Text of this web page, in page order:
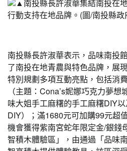
▲南投縣長許淑華集結南投在
行動支持在地品牌。(圖/南投縣政
南投縣長許淑華表示，品味南投
了南投在地青農與特色品牌，展
特別規劃多項互動亮點，包括消
（主題：Cona’s妮娜巧克力夢
味大姐手工麻糬的手工麻糬DIY
DIY）；滿1680元可加購99元超
機會獲得紫南宮蛇年限定金/銀錢
智積木體驗區」，由通過「品味